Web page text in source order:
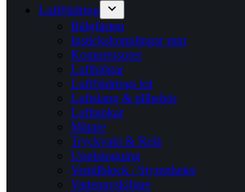
Luftfjädring
Bälgfästen
Instickskopplingar mm
Kompressorer
Luftbälgar
Luftfjädrings kit
Luftslang & tillbehör
Lufttankar
Mätare
Tryckvakt & Relä
Upphängning
Ventilblock / Styrenheter
Vattenavskiljare